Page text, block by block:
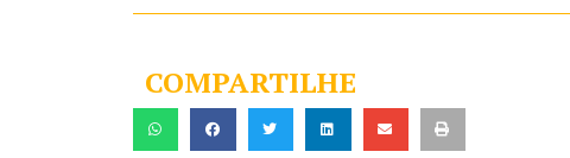
COMPARTILHE